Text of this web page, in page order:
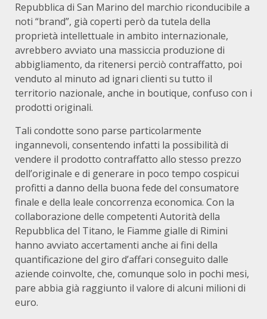
Repubblica di San Marino del marchio riconducibile a
noti “brand”, già coperti però da tutela della
proprietà intellettuale in ambito internazionale,
avrebbero avviato una massiccia produzione di
abbigliamento, da ritenersi perciò contraffatto, poi
venduto al minuto ad ignari clienti su tutto il
territorio nazionale, anche in boutique, confuso con i
prodotti originali.
Tali condotte sono parse particolarmente
ingannevoli, consentendo infatti la possibilità di
vendere il prodotto contraffatto allo stesso prezzo
dell’originale e di generare in poco tempo cospicui
profitti a danno della buona fede del consumatore
finale e della leale concorrenza economica. Con la
collaborazione delle competenti Autorità della
Repubblica del Titano, le Fiamme gialle di Rimini
hanno avviato accertamenti anche ai fini della
quantificazione del giro d’affari conseguito dalle
aziende coinvolte, che, comunque solo in pochi mesi,
pare abbia già raggiunto il valore di alcuni milioni di
euro.